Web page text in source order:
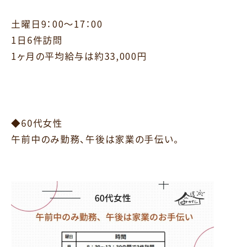
土曜日9：00～17：00
1日6件訪問
1ヶ月の平均給与は約33,000円
◆60代女性
午前中のみ勤務、午後は家業の手伝い。